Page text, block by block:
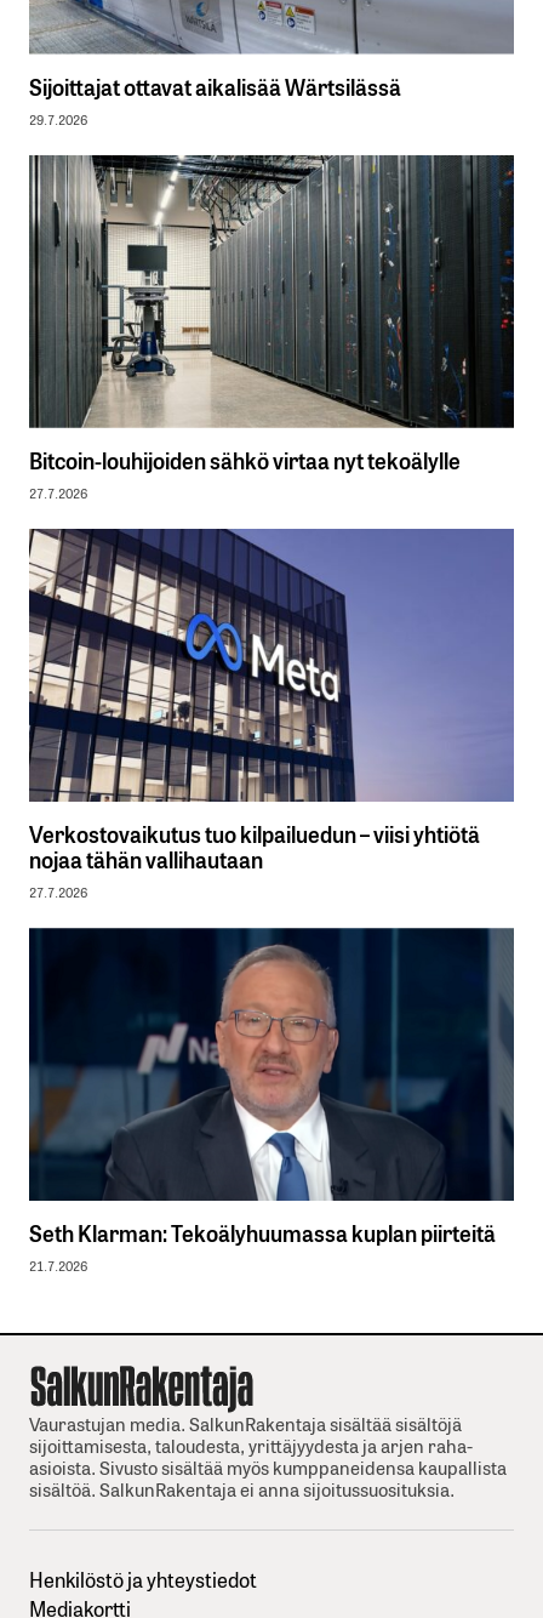
Sijoittajat ottavat aikalisää Wärtsilässä
29.7.2026
Bitcoin-louhijoiden sähkö virtaa nyt tekoälylle
27.7.2026
Verkostovaikutus tuo kilpailuedun – viisi yhtiötä
nojaa tähän vallihautaan
27.7.2026
Seth Klarman: Tekoälyhuumassa kuplan piirteitä
21.7.2026
Vaurastujan media. SalkunRakentaja sisältää sisältöjä
sijoittamisesta, taloudesta, yrittäjyydesta ja arjen raha-
asioista. Sivusto sisältää myös kumppaneidensa kaupallista
sisältöä. SalkunRakentaja ei anna sijoitussuosituksia.
Henkilöstö ja yhteystiedot
Mediakortti